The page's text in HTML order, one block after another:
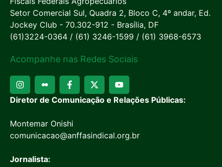
Setor Comercial Sul, Quadra 2, Bloco C, 4º andar, Ed.
Jockey Club - 70.302-912 - Brasília, DF
(61)3224-0364 / (61) 3246-1599 / (61) 3968-6573
Acompanhe nas Redes Sociais
Diretor de Comunicação e Relações Públicas:
Montemar Onishi
comunicacao@anffasindical.org.br
Jornalista: